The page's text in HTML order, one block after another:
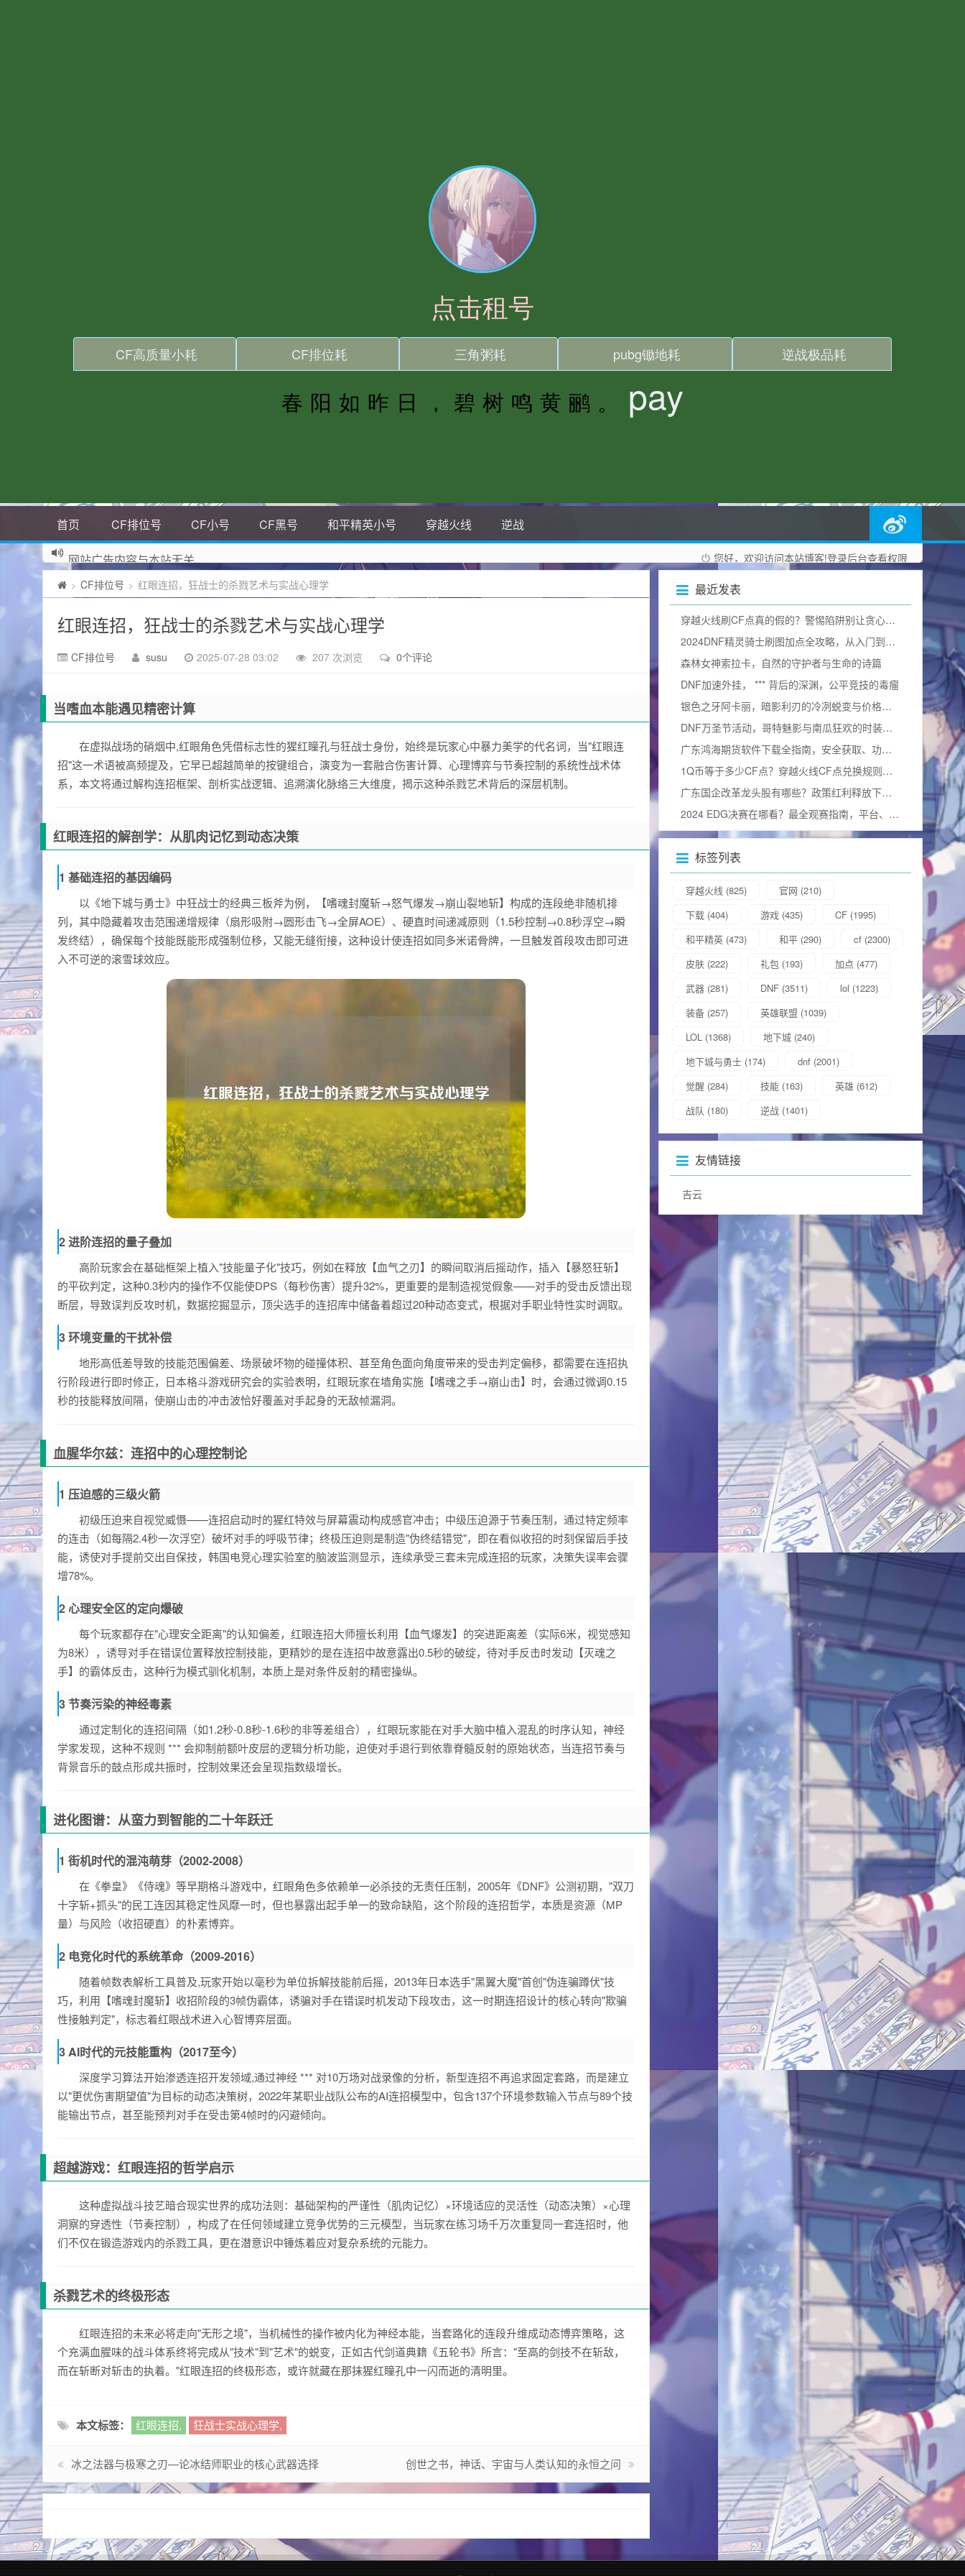
首页 CF排位号 CF小号 CF黑号 和平精英小号 穿越火线 逆战
您好，欢迎访问本站博客!登录后台查看权限
网站广告内容与本站无关
> CF排位号 > 红眼连招，狂战士的杀戮艺术与实战心理学
红眼连招，狂战士的杀戮艺术与实战心理学
CF排位号 susu 2025-07-28 03:02 207 次浏览 0个评论
当嗜血本能遇见精密计算
在虚拟战场的硝烟中,红眼角色凭借标志性的猩红瞳孔与狂战士身份，始终是玩家心中暴力美学的代名词，当"红眼连
招"这一术语被高频提及，它早已超越简单的按键组合，演变为一套融合伤害计算、心理博弈与节奏控制的系统性战术体
系，本文将通过解构连招框架、剖析实战逻辑、追溯演化脉络三大维度，揭示这种杀戮艺术背后的深层机制。
红眼连招的解剖学：从肌肉记忆到动态决策
1 基础连招的基因编码
以《地下城与勇士》中狂战士的经典三板斧为例，【嗜魂封魔斩→怒气爆发→崩山裂地斩】构成的连段绝非随机排
列，其中隐藏着攻击范围递增规律（扇形吸附→圆形击飞→全屏AOE）、硬直时间递减原则（1.5秒控制→0.8秒浮空→瞬
发终结），确保每个技能既能形成强制位移，又能无缝衔接，这种设计使连招如同多米诺骨牌，一旦触发首段攻击即可进
入不可逆的滚雪球效应。
2 进阶连招的量子叠加
高阶玩家会在基础框架上植入"技能量子化"技巧，例如在释放【血气之刃】的瞬间取消后摇动作，插入【暴怒狂斩】
的平砍判定，这种0.3秒内的操作不仅能使DPS（每秒伤害）提升32%，更重要的是制造视觉假象——对手的受击反馈出现
断层，导致误判反攻时机，数据挖掘显示，顶尖选手的连招库中储备着超过20种动态变式，根据对手职业特性实时调取。
3 环境变量的干扰补偿
地形高低差导致的技能范围偏差、场景破坏物的碰撞体积、甚至角色面向角度带来的受击判定偏移，都需要在连招执
行阶段进行即时修正，日本格斗游戏研究会的实验表明，红眼玩家在墙角实施【嗜魂之手→崩山击】时，会通过微调0.15
秒的技能释放间隔，使崩山击的冲击波恰好覆盖对手起身的无敌帧漏洞。
血腥华尔兹：连招中的心理控制论
1 压迫感的三级火箭
初级压迫来自视觉威慑——连招启动时的猩红特效与屏幕震动构成感官冲击；中级压迫源于节奏压制，通过特定频率
的连击（如每隔2.4秒一次浮空）破坏对手的呼吸节律；终极压迫则是制造"伪终结错觉"，即在看似收招的时刻保留后手技
能，诱使对手提前交出自保技，韩国电竞心理实验室的脑波监测显示，连续承受三套未完成连招的玩家，决策失误率会骤
增78%。
2 心理安全区的定向爆破
每个玩家都存在"心理安全距离"的认知偏差，红眼连招大师擅长利用【血气爆发】的突进距离差（实际6米，视觉感知
为8米），诱导对手在错误位置释放控制技能，更精妙的是在连招中故意露出0.5秒的破绽，待对手反击时发动【灭魂之
手】的霸体反击，这种行为模式驯化机制，本质上是对条件反射的精密操纵。
3 节奏污染的神经毒素
通过定制化的连招间隔（如1.2秒-0.8秒-1.6秒的非等差组合），红眼玩家能在对手大脑中植入混乱的时序认知，神经
学家发现，这种不规则 *** 会抑制前额叶皮层的逻辑分析功能，迫使对手退行到依靠脊髓反射的原始状态，当连招节奏与
背景音乐的鼓点形成共振时，控制效果还会呈现指数级增长。
进化图谱：从蛮力到智能的二十年跃迁
1 街机时代的混沌萌芽（2002-2008）
在《拳皇》《侍魂》等早期格斗游戏中，红眼角色多依赖单一必杀技的无责任压制，2005年《DNF》公测初期，"双刀
十字斩+抓头"的民工连因其稳定性风靡一时，但也暴露出起手单一的致命缺陷，这个阶段的连招哲学，本质是资源（MP
量）与风险（收招硬直）的朴素博弈。
2 电竞化时代的系统革命（2009-2016）
随着帧数表解析工具普及,玩家开始以毫秒为单位拆解技能前后摇，2013年日本选手"黑翼大魔"首创"伪连骗蹲伏"技
巧，利用【嗜魂封魔斩】收招阶段的3帧伪霸体，诱骗对手在错误时机发动下段攻击，这一时期连招设计的核心转向"欺骗
性接触判定"，标志着红眼战术进入心智博弈层面。
3 AI时代的元技能重构（2017至今）
深度学习算法开始渗透连招开发领域,通过神经 *** 对10万场对战录像的分析，新型连招不再追求固定套路，而是建立
以"更优伤害期望值"为目标的动态决策树，2022年某职业战队公布的AI连招模型中，包含137个环境参数输入节点与89个技
能输出节点，甚至能预判对手在受击第4帧时的闪避倾向。
超越游戏：红眼连招的哲学启示
这种虚拟战斗技艺暗合现实世界的成功法则：基础架构的严谨性（肌肉记忆）×环境适应的灵活性（动态决策）×心理
洞察的穿透性（节奏控制），构成了在任何领域建立竞争优势的三元模型，当玩家在练习场千万次重复同一套连招时，他
们不仅在锻造游戏内的杀戮工具，更在潜意识中锤炼着应对复杂系统的元能力。
杀戮艺术的终极形态
红眼连招的未来必将走向"无形之境"，当机械性的操作被内化为神经本能，当套路化的连段升维成动态博弈策略，这
个充满血腥味的战斗体系终将完成从"技术"到"艺术"的蜕变，正如古代剑道典籍《五轮书》所言："至高的剑技不在斩敌，
而在斩断对斩击的执着。"红眼连招的终极形态，或许就藏在那抹猩红瞳孔中一闪而逝的清明里。
本文标签： 红眼连招, 狂战士实战心理学,
冰之法器与极寒之刃—论冰结师职业的核心武器选择 创世之书，神话、宇宙与人类认知的永恒之问
最近发表
穿越火线刷CF点真的假的？警惕陷阱别让贪心毁掉游戏体验
2024DNF精灵骑士刷图加点全攻略，从入门到精通，打造一线输出（附加点图）
森林女神索拉卡，自然的守护者与生命的诗篇
DNF加速外挂， *** 背后的深渊，公平竞技的毒瘤
银色之牙阿卡丽，暗影利刃的冷冽蜕变与价格询问
DNF万圣节活动，哥特魅影与南瓜狂欢的时装奇幻碰撞
广东鸿海期货软件下载全指南，安全获取、功能解析与使用技巧
1Q币等于多少CF点？穿越火线CF点兑换规则与实用攻略详解
广东国企改革龙头股有哪些？政策红利释放下的价值重估与布局窗口解析
2024 EDG决赛在哪看？最全观赛指南，平台、细节及视频观看方式汇总
标签列表
穿越火线 (825) 官网 (210)
下载 (404) 游戏 (435) CF (1995)
和平精英 (473) 和平 (290) cf (2300)
皮肤 (222) 礼包 (193) 加点 (477)
武器 (281) DNF (3511) lol (1223)
装备 (257) 英雄联盟 (1039)
LOL (1368) 地下城 (240)
地下城与勇士 (174) dnf (2001)
觉醒 (284) 技能 (163) 英雄 (612)
战队 (180) 逆战 (1401)
友情链接
吉云